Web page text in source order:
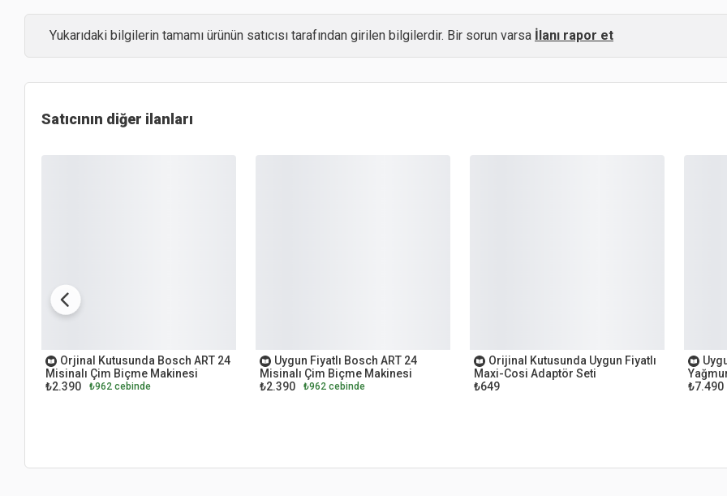
Yukarıdaki bilgilerin tamamı ürünün satıcısı tarafından girilen bilgilerdir. Bir sorun varsa İlanı rapor et
Satıcının diğer ilanları
Orjinal Kutusunda Bosch ART 24
Misinalı Çim Biçme Makinesi
₺2.390
₺962 cebinde
Uygun Fiyatlı Bosch ART 24
Misinalı Çim Biçme Makinesi
₺2.390
₺962 cebinde
Orijinal Kutusunda Uygun Fiyatlı
Maxi-Cosi Adaptör Seti
₺649
₺7.490